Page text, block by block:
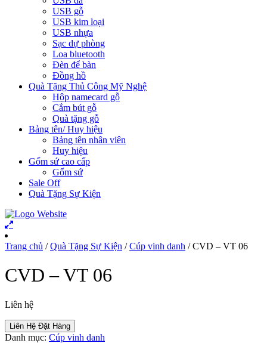
USB gỗ
USB kim loại
USB nhựa
Sạc dự phòng
Loa bluetooth
Đèn để bàn
Đồng hồ
Quà Tặng Thủ Công Mỹ Nghệ
Hộp namecard gỗ
Cắm bút gỗ
Quà tặng gỗ
Bảng tên/ Huy hiệu
Bảng tên nhân viên
Huy hiệu
Gốm sứ cao cấp
Gốm sứ
Sale Off
Quà Tặng Sự Kiện
Trang chủ /Quà Tặng Sự Kiện /Cúp vinh danh / CVD – VT 06
CVD – VT 06
Liên hệ
Liên Hệ Đặt Hàng
Danh mục: Cúp vinh danh